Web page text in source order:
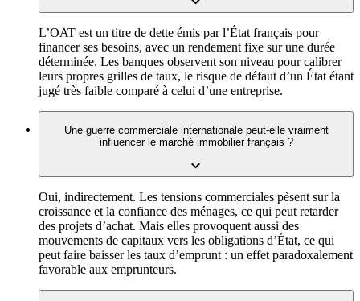
L’OAT est un titre de dette émis par l’État français pour
financer ses besoins, avec un rendement fixe sur une durée
déterminée. Les banques observent son niveau pour calibrer
leurs propres grilles de taux, le risque de défaut d’un État étant
jugé très faible comparé à celui d’une entreprise.
Une guerre commerciale internationale peut-elle vraiment
influencer le marché immobilier français ?
Oui, indirectement. Les tensions commerciales pèsent sur la
croissance et la confiance des ménages, ce qui peut retarder
des projets d’achat. Mais elles provoquent aussi des
mouvements de capitaux vers les obligations d’État, ce qui
peut faire baisser les taux d’emprunt : un effet paradoxalement
favorable aux emprunteurs.